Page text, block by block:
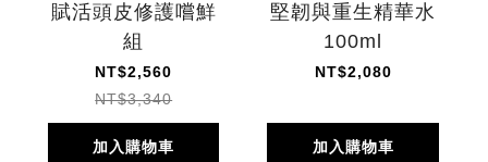
賦活頭皮修護嚐鮮
組
NT$2,560
NT$3,340
加入購物車
堅韌與重生精華水
100ml
NT$2,080
加入購物車